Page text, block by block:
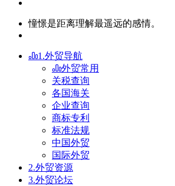
憧憬是距离理解最遥远的感情。
1.外贸导航
外贸常用
关税查询
各国海关
企业查询
商标专利
标准法规
中国外贸
国际外贸
2.外贸资源
3.外贸论坛